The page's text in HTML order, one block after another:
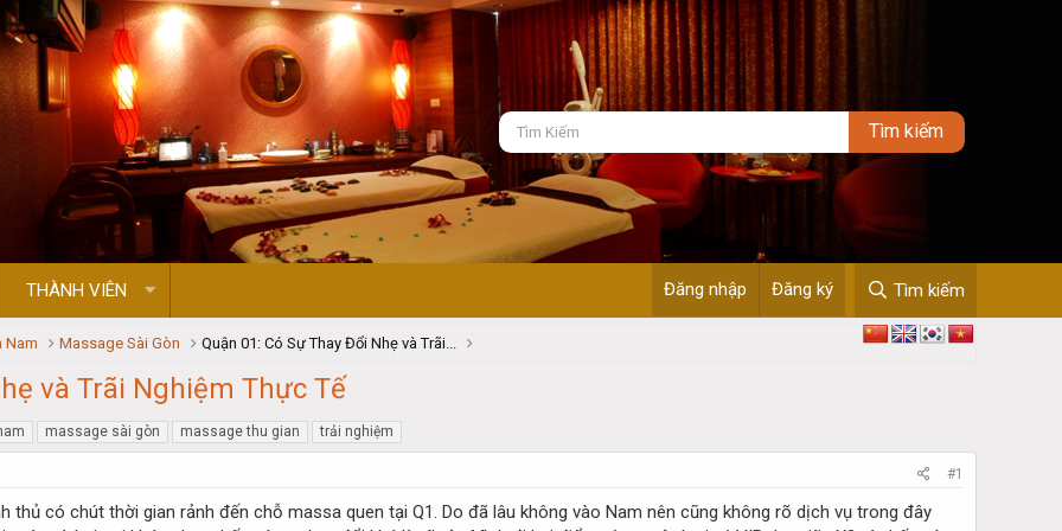
THÀNH VIÊN Đăng nhập Đăng ký Tìm kiếm
Nam Massage Sài Gòn Quận 01: Có Sự Thay Đổi Nhẹ và Trãi...
và Trãi Nghiệm Thực Tế
massage sài gòn massage thu gian trải nghiệm
#1
thủ có chút thời gian rảnh đến chỗ massa quen tại Q1. Do đã lâu không vào Nam nên cũng không rõ dịch vụ trong đây